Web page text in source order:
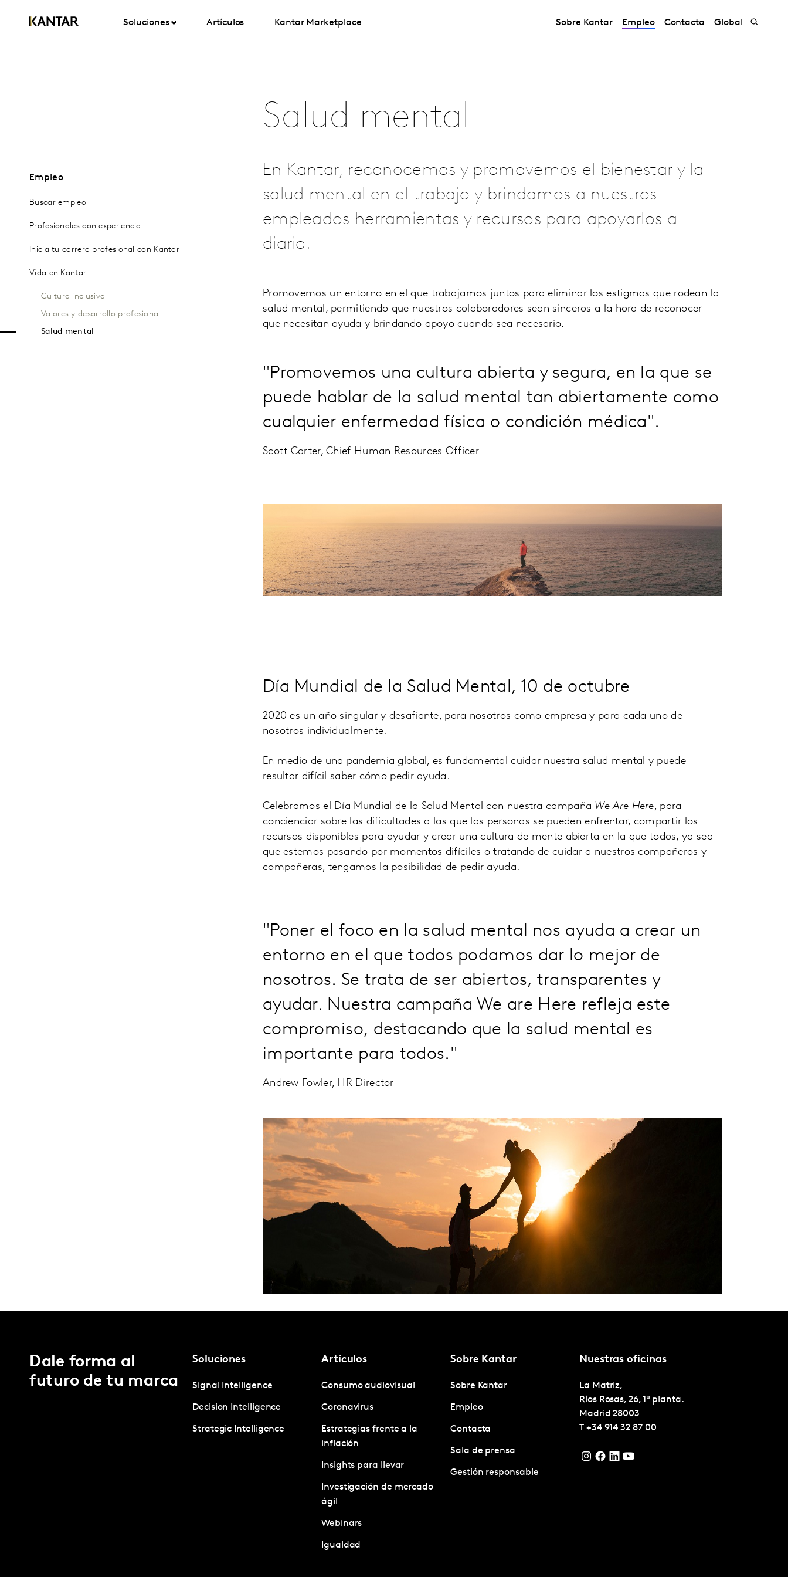
Soluciones Artículos Kantar Marketplace Sobre Kantar Empleo Contacta Global
Salud mental
Empleo
Buscar empleo
Profesionales con experiencia
Inicia tu carrera profesional con Kantar
Vida en Kantar
Cultura inclusiva
Valores y desarrollo profesional
Salud mental
En Kantar, reconocemos y promovemos el bienestar y la
salud mental en el trabajo y brindamos a nuestros
empleados herramientas y recursos para apoyarlos a
diario.
Promovemos un entorno en el que trabajamos juntos para eliminar los estigmas que rodean la
salud mental, permitiendo que nuestros colaboradores sean sinceros a la hora de reconocer
que necesitan ayuda y brindando apoyo cuando sea necesario.
"Promovemos una cultura abierta y segura, en la que se
puede hablar de la salud mental tan abiertamente como
cualquier enfermedad física o condición médica".
Scott Carter, Chief Human Resources Officer
Día Mundial de la Salud Mental, 10 de octubre
2020 es un año singular y desafiante, para nosotros como empresa y para cada uno de
nosotros individualmente.
En medio de una pandemia global, es fundamental cuidar nuestra salud mental y puede
resultar difícil saber cómo pedir ayuda.
Celebramos el Día Mundial de la Salud Mental con nuestra campaña We Are Here, para
concienciar sobre las dificultades a las que las personas se pueden enfrentar, compartir los
recursos disponibles para ayudar y crear una cultura de mente abierta en la que todos, ya sea
que estemos pasando por momentos difíciles o tratando de cuidar a nuestros compañeros y
compañeras, tengamos la posibilidad de pedir ayuda.
"Poner el foco en la salud mental nos ayuda a crear un
entorno en el que todos podamos dar lo mejor de
nosotros. Se trata de ser abiertos, transparentes y
ayudar. Nuestra campaña We are Here refleja este
compromiso, destacando que la salud mental es
importante para todos."
Andrew Fowler, HR Director
Dale forma al
futuro de tu marca
Soluciones
Signal Intelligence
Decision Intelligence
Strategic Intelligence
Artículos
Consumo audiovisual
Coronavirus
Estrategias frente a la
inflación
Insights para llevar
Investigación de mercado
ágil
Webinars
Igualdad
Sobre Kantar
Sobre Kantar
Empleo
Contacta
Sala de prensa
Gestión responsable
Nuestras oficinas
La Matriz,
Ríos Rosas, 26, 1ª planta.
Madrid 28003
T +34 914 32 87 00